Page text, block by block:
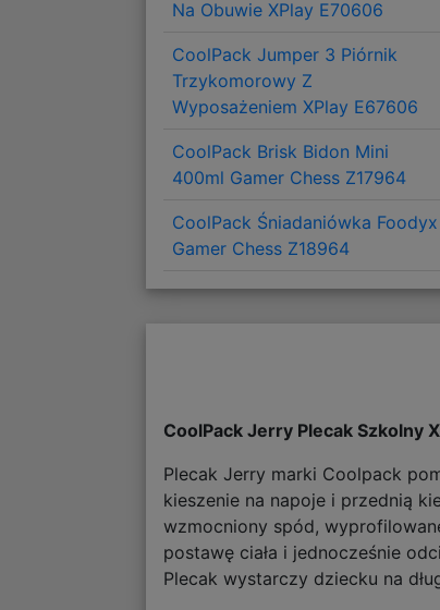
Na Obuwie XPlay E70606
CoolPack Jumper 3 Piórnik
Trzykomorowy Z
Wyposażeniem XPlay E67606
CoolPack Brisk Bidon Mini
400ml Gamer Chess Z17964
CoolPack Śniadaniówka Foodyx
Gamer Chess Z18964
CoolPack Jerry Plecak Szkolny
Plecak Jerry marki Coolpack
kieszenie na napoje i przednią
wzmocniony spód,
postawę ciała i jednocześnie
Plecak wystarczy dziecku na